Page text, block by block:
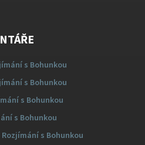
s Bohunkou
s Bohunkou
s Bohunkou
s Bohunkou
Rozjímání s Bohunkou